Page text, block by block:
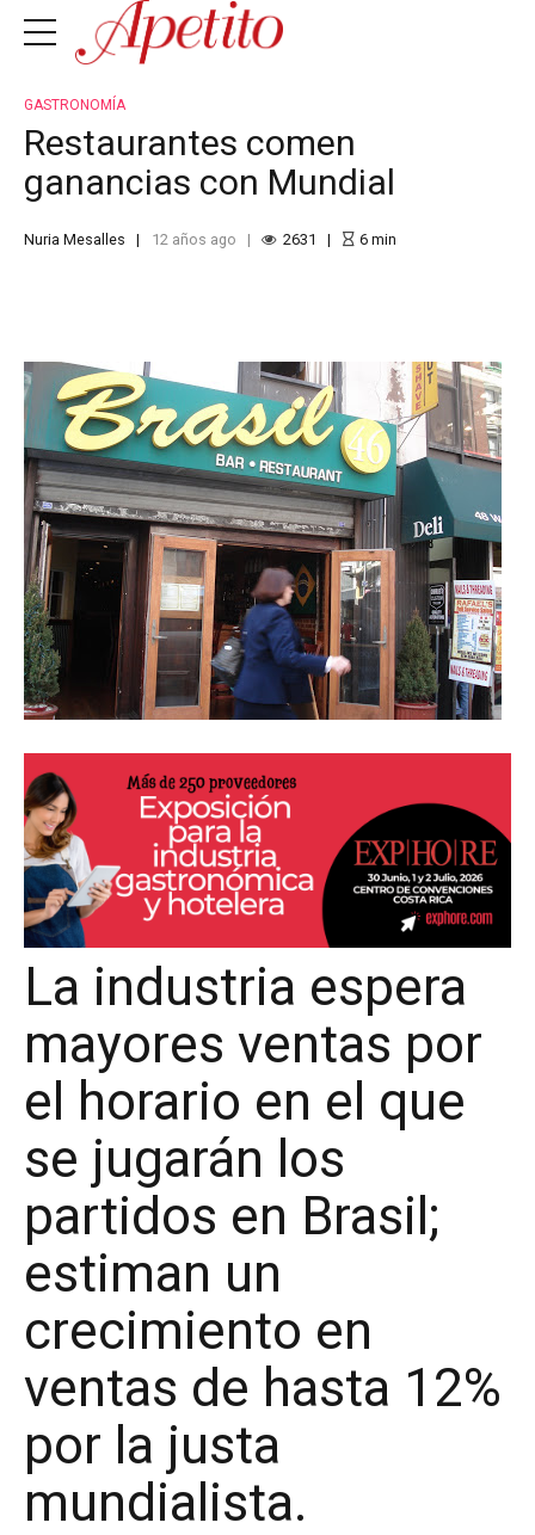
GASTRONOMÍA
Restaurantes comen
ganancias con Mundial
Nuria Mesalles 12 años ago 2631 6min
La industria espera
mayores ventas por
el horario en el que
se jugarán los
partidos en Brasil;
estiman un
crecimiento en
ventas de hasta 12%
por la justa
mundialista.